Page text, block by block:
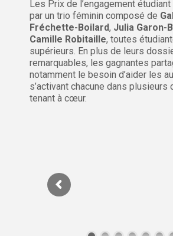
Les Prix de l’engagement
par un trio féminin composé de
Fréchette-Boilard, Julia Garon-
Camille Robitaille, toutes
supérieurs. En plus de leurs
remarquables, les gagnantes
notamment le besoin d’aider les
s’activant chacune dans plusieurs
tenant à cœur.